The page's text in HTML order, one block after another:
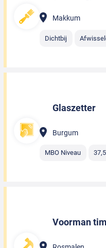
Makkum
Dichtbij
Glaszetter
Burgum
MBO Niveau
Voorman